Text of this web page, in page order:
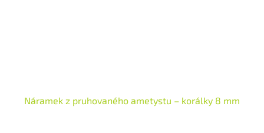
Náramek z pruhovaného ametystu – korálky 8 mm